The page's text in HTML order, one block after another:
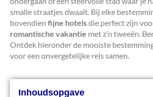
smalle straatjes dwaalt. Bij elke
bovendien fijne hotelsdie perfect zijn
romantische vakantie met z’n tweeën.
Ontdek hieronder de mooiste
voor een onvergetelijke reis samen.
Inhoudsopgave